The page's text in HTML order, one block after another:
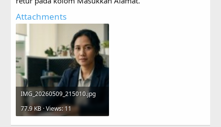
Attachments
IMG_20260509_215010.jpg
77.9 KB · Views: 11